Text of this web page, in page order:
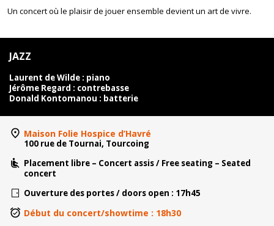
Un concert où le plaisir de jouer ensemble devient un art de vivre.
JAZZ
Laurent de Wilde : piano
Jérôme Regard : contrebasse
Donald Kontomanou : batterie
Maison Folie Hospice d’Havré
100 rue de Tournai, Tourcoing
Placement libre – Concert assis / Free seating – Seated
concert
Ouverture des portes / doors open : 17h45
Début du concert/showtime : 18h30